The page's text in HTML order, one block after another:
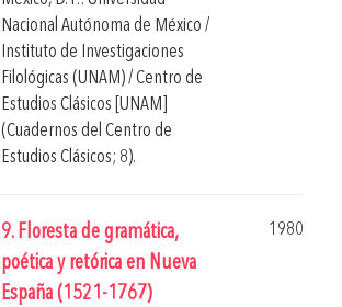
Nacional Autónoma de México /
Instituto de Investigaciones
Filológicas (UNAM) / Centro de
Estudios Clásicos [UNAM]
(Cuadernos del Centro de
Estudios Clásicos; 8).
9. Floresta de gramática,
poética y retórica en Nueva
España (1521-1767)
1980